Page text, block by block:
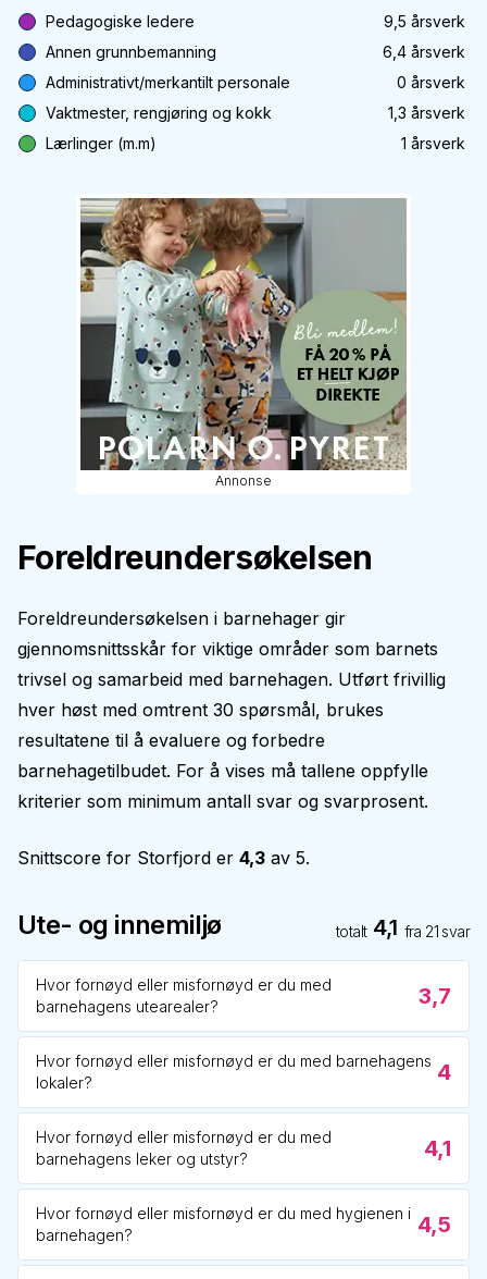
Pedagogiske ledere 9,5 årsverk
Annen grunnbemanning
6,4 årsverk
Administrativt/merkantilt personale
0 årsverk
Vaktmester, rengjøring og kokk
1,3 årsverk
Lærlinger (m.m)
1 årsverk
Annonse
Foreldreundersøkelsen
Foreldreundersøkelsen i barnehager gir
gjennomsnittsskår for viktige områder som barnets
trivsel og samarbeid med barnehagen. Utført frivillig
hver høst med omtrent 30 spørsmål, brukes
resultatene til å evaluere og forbedre
barnehagetilbudet. For å vises må tallene oppfylle
kriterier som minimum antall svar og svarprosent.
Snittscore for Storfjord er 4,3 av 5.
Ute- og innemiljø totalt 4,1 fra 21 svar
Hvor fornøyd eller misfornøyd er du med
barnehagens utearealer?
3,7
Hvor fornøyd eller misfornøyd er du med barnehagens
lokaler?
4
Hvor fornøyd eller misfornøyd er du med
barnehagens leker og utstyr?
4,1
Hvor fornøyd eller misfornøyd er du med hygienen i
barnehagen?
4,5